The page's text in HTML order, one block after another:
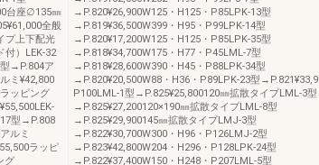
台座∅135㎜
全般
プ上下配光
付）LEK-32
→P.804ア
ミ¥42,800
ッピング
17型→P.808
ルミ
ラッピ
グ
→P.820¥26,900W125・H125・P85LPK-13型
→P.819¥36,500W399・H95・P99LPK-14型
→P.820¥17,200W125・H125・P85LPK-35型
→P.818¥34,700W175・H77・P45LML-7型
→P.818¥28,600W390・H45・P88LPK-34型
→P.820¥20,500W88・H36・P89LPK-23型
P100LML-1型→P.825¥25,800120㎜拡散タイプLML-3型
→P.825¥27,200120×190㎜拡散タイプLML-8型
→P.825¥29,900145㎜拡散タイプLMJ-3型
→P.822¥30,700W300・H96・P126LMJ-2型
→P.823¥42,800W204・H296・P128LPK-24型
→P.822¥37,400W150・H248・P207LML-5型